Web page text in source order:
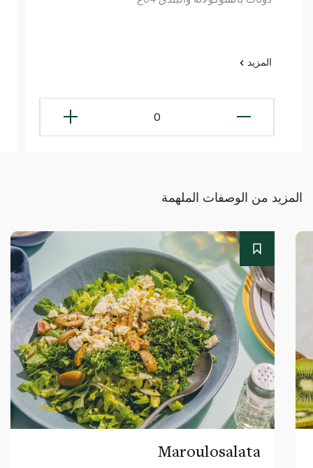
المزيد
0
المزيد من الوصفات الملهمة
Maroulosalata